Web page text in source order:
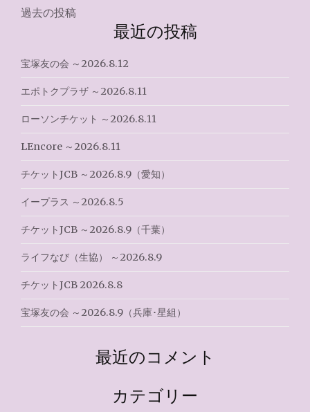
視
投
ナ
ビ
ゲ
ー
シ
ョ
ン
過去の投稿
最近の投稿
宝塚友の会 ～2026.8.12
エポトクプラザ ～2026.8.11
ローソンチケット ～2026.8.11
LEncore ～2026.8.11
チケットJCB ～2026.8.9（愛知）
イープラス ～2026.8.5
チケットJCB ～2026.8.9（千葉）
ライフなび（生協） ～2026.8.9
チケットJCB 2026.8.8
宝塚友の会 ～2026.8.9（兵庫･星組）
最近のコメント
カテゴリー